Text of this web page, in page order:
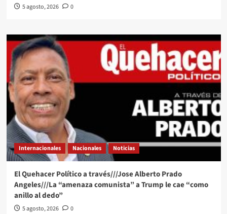
5 agosto, 2026 0
Internacionales Nacionales Noticias
El Quehacer Político a través///Jose Alberto Prado
Angeles///La “amenaza comunista” a Trump le cae “como
anillo al dedo”
5 agosto, 2026 0